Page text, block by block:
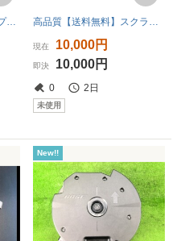
在庫【送料無料】マツダ プレマシー CWFFW【新品 強化 イグニッションコイル 4本SET】PE-VPS 2000cc PE20-18-100 PE01-18-100 A 失火 交換
現在 10,000円
即決 10,000円
0 2日
未使用
New!!